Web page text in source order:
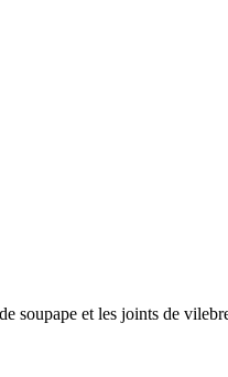
soupape et les joints de